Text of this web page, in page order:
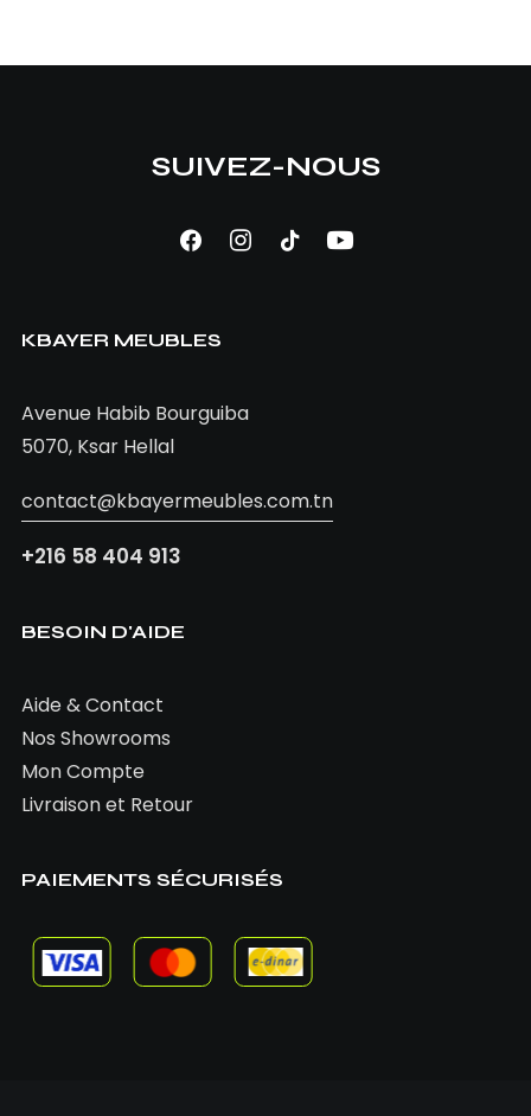
SUIVEZ-NOUS
KBAYER MEUBLES
Avenue Habib Bourguiba
5070, Ksar Hellal
contact@kbayermeubles.com.tn
+216 58 404 913
BESOIN D'AIDE
Aide & Contact
Nos Showrooms
Mon Compte
Livraison et Retour
PAIEMENTS SÉCURISÉS